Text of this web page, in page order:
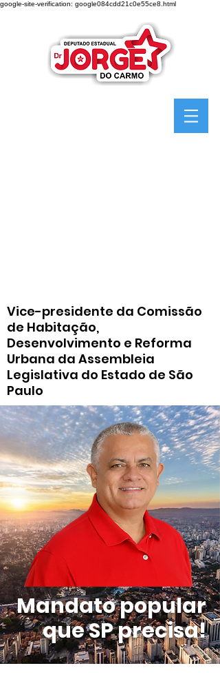
google-site-verification: google084cdd21c0e55ce8.html
Vice-presidente da Comissão
de Habitação,
Desenvolvimento e Reforma
Urbana da Assembleia
Legislativa do Estado de São
Paulo
Mandato popular
que SP precisa!